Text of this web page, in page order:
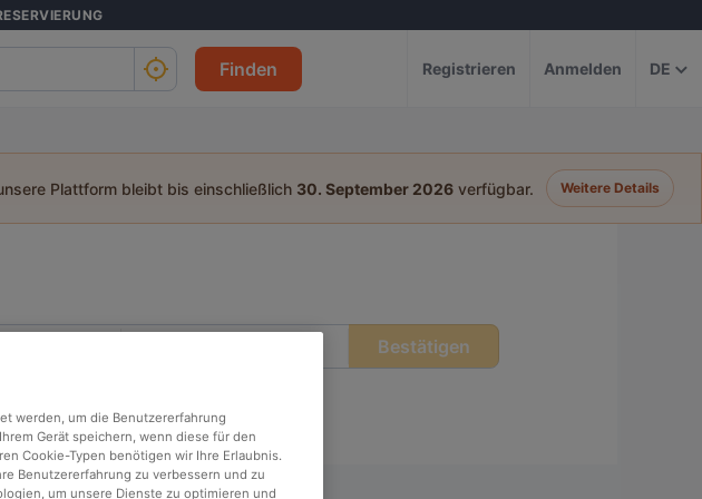
Finden Registrieren Anmelden DE
Plattform bleibt bis einschließlich 30. September 2026 verfügbar. Weitere Details
Bestätigen
werden, um die Benutzererfahrung
Gerät speichern, wenn diese für den
Cookie-Typen benötigen wir Ihre Erlaubnis.
Benutzererfahrung zu verbessern und zu
um unsere Dienste zu optimieren und